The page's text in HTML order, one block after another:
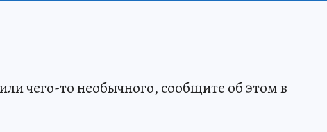
чего-то необычного, сообщите об этом в